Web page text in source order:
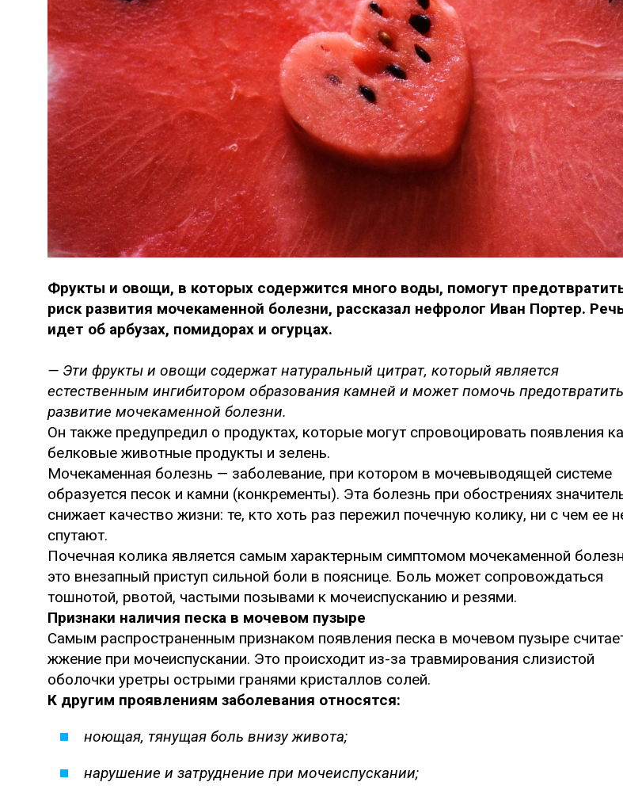
Фрукты и овощи, в которых содержится много воды, помогут
риск развития мочекаменной болезни, рассказал нефролог Иван Портер.
идет об арбузах, помидорах и огурцах.
— Эти фрукты и овощи содержат натуральный цитрат, который является
естественным ингибитором образования камней и может помочь предотвратить
развитие мочекаменной болезни.
Он также предупредил о продуктах, которые могут спровоцировать появления
белковые животные продукты и зелень.
Мочекаменная болезнь — заболевание, при котором в мочевыводящей системе
образуется песок и камни (конкременты). Эта болезнь при обострениях
снижает качество жизни: те, кто хоть раз пережил почечную колику, ни с чем ее
спутают.
Почечная колика является самым характерным симптомом мочекаменной
это внезапный приступ сильной боли в пояснице. Боль может сопровождаться
тошнотой, рвотой, частыми позывами к мочеиспусканию и резями.
Признаки наличия песка в мочевом пузыре
Самым распространенным признаком появления песка в мочевом пузыре
жжение при мочеиспускании. Это происходит из-за травмирования слизистой
оболочки уретры острыми гранями кристаллов солей.
К другим проявлениям заболевания относятся:
ноющая, тянущая боль внизу живота;
нарушение и затруднение при мочеиспускании;